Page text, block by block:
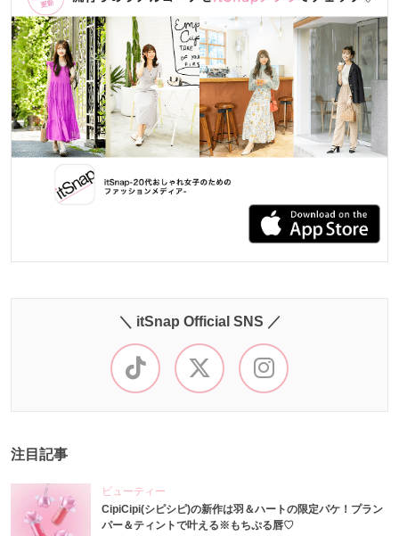
＼ itSnap Official SNS ／
注目記事
ビューティー
CipiCipi(シピシピ)の新作は羽＆ハートの限定パケ！プラン
パー＆ティントで叶える※もちぷる唇♡